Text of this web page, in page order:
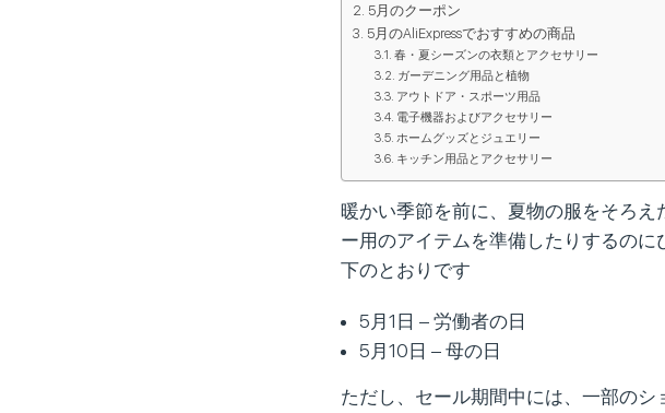
5月のクーポン
5月のAliExpressでおすすめの商品
春・夏シーズンの衣類とアクセサリー
ガーデニング用品と植物
アウトドア・スポーツ用品
電子機器およびアクセサリー
ホームグッズとジュエリー
キッチン用品とアクセサリー
暖かい季節を前に、夏物の服をそろ
ー用のアイテムを準備したりするの
下のとおりです
5月1日 – 労働者の日
5月10日 – 母の日
ただし、セール期間中には、一部の